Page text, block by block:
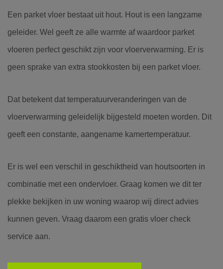
Een parket vloer bestaat uit hout. Hout is een langzame
geleider. Wel geeft ze alle warmte af waardoor parket
vloeren perfect geschikt zijn voor vloerverwarming. Er is
geen sprake van extra stookkosten bij een parket vloer.
Dat betekent dat temperatuurveranderingen van de
vloerverwarming geleidelijk bijgesteld moeten worden. Dit
geeft een constante, aangename kamertemperatuur.
Er is wel een verschil in geschiktheid van houtsoorten in
combinatie met een ondervloer. Graag komen we dit ter
plekke bekijken in uw woning waarop wij direct advies
kunnen geven. Vraag daarom een gratis vloer check
service aan.